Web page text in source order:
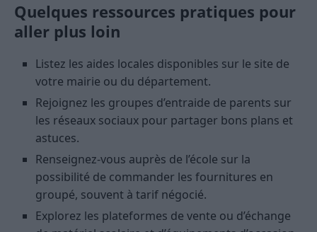
Quelques ressources pratiques pour
aller plus loin
Listez les aides locales disponibles sur le site de
votre mairie ou du département.
Rejoignez les groupes d’entraide de parents sur
les réseaux sociaux pour partager bons plans et
astuces.
Renseignez-vous auprès de l’école sur la
possibilité de commander les fournitures en
groupé, souvent à tarif négocié.
Explorez les plateformes de vente ou d’échange